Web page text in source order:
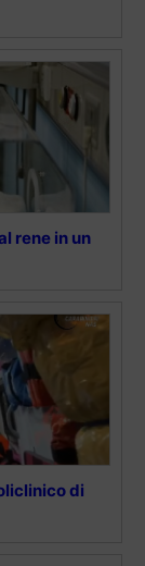
rene in un
di